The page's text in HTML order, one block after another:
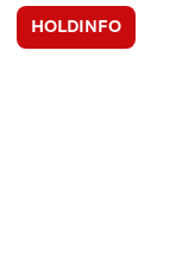
HOLDINFO